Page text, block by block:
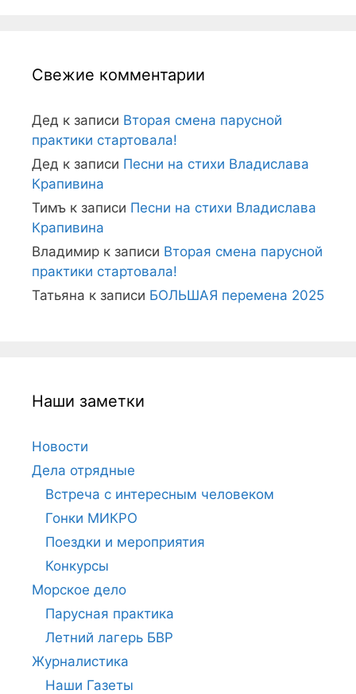
Свежие комментарии
Дед к записи Вторая смена парусной
практики стартовала!
Дед к записи Песни на стихи Владислава
Крапивина
Тимъ к записи Песни на стихи Владислава
Крапивина
Владимир к записи Вторая смена парусной
практики стартовала!
Татьяна к записи БОЛЬШАЯ перемена 2025
Наши заметки
Новости
Дела отрядные
Встреча с интересным человеком
Гонки МИКРО
Поездки и мероприятия
Конкурсы
Морское дело
Парусная практика
Летний лагерь БВР
Журналистика
Наши Газеты